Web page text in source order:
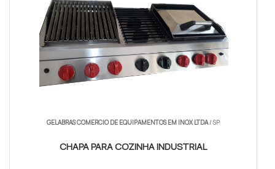
GELABRAS COMERCIO DE EQUIPAMENTOS EM INOX LTDA/ SP
CHAPA PARA COZINHA INDUSTRIAL